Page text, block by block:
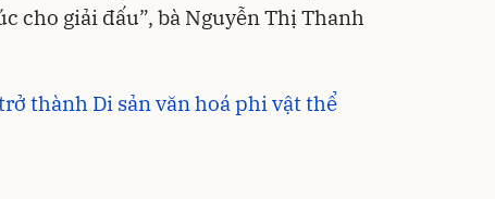
cho giải đấu”, bà Nguyễn Thị Thanh
thành Di sản văn hoá phi vật thể